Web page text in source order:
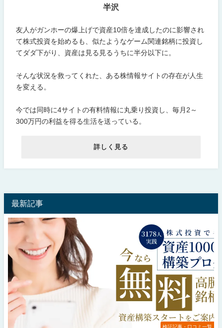
半沢
友人がガンホーの爆上げで資産10倍を達成したのに影響され
て株式投資を始めるも、似たようなゲーム関連銘柄に投資し
てダダ下がり、資産は見る見るうちに半分以下に。
そんな状況を救ってくれた、ある株情報サイトの存在が人生
を変える。
今では同時に4サイトの有料情報に丸乗り投資し、毎月2～
300万円の利益を得る生活を送っている。
詳しく見る
最新記事
検証記事・口コミ一覧